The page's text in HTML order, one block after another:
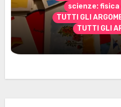
scienze:
TUTTI GLI
TUTTI GLI
Marzo 2026: nuovi
per gli